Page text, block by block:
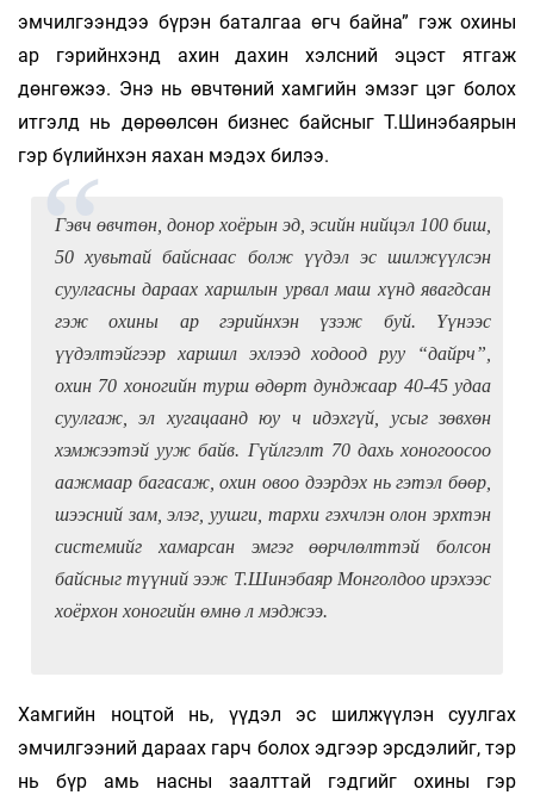
эмчилгээндээ бүрэн баталгаа өгч байна” гэж охины
ар гэрийнхэнд ахин дахин хэлсний эцэст ятгаж
дөнгөжээ. Энэ нь өвчтөний хамгийн эмзэг цэг болох
итгэлд нь дөрөөлсөн бизнес байсныг Т.Шинэбаярын
гэр бүлийнхэн яахан мэдэх билээ.
Гэвч өвчтөн, донор хоёрын эд, эсийн нийцэл 100 биш,
50 хувьтай байснаас болж үүдэл эс шилжүүлсэн
суулгасны дараах харшлын урвал маш хүнд явагдсан
гэж охины ар гэрийнхэн үзэж буй. Үүнээс
үүдэлтэйгээр харшил эхлээд ходоод руу “дайрч”,
охин 70 хоногийн турш өдөрт дунджаар 40-45 удаа
суулгаж, эл хугацаанд юу ч идэхгүй, усыг зөвхөн
хэмжээтэй ууж байв. Гүйлгэлт 70 дахь хоногоосоо
аажмаар багасаж, охин овоо дээрдэх нь гэтэл бөөр,
шээсний зам, элэг, уушги, тархи гэхчлэн олон эрхтэн
системийг хамарсан эмгэг өөрчлөлттэй болсон
байсныг түүний ээж Т.Шинэбаяр Монголдоо ирэхээс
хоёрхон хоногийн өмнө л мэджээ.
Хамгийн ноцтой нь, үүдэл эс шилжүүлэн суулгах
эмчилгээний дараах гарч болох эдгээр эрсдэлийг, тэр
нь бүр амь насны заалттай гэдгийг охины гэр